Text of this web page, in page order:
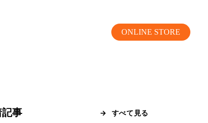
ONLINE STORE
事 すべて見る